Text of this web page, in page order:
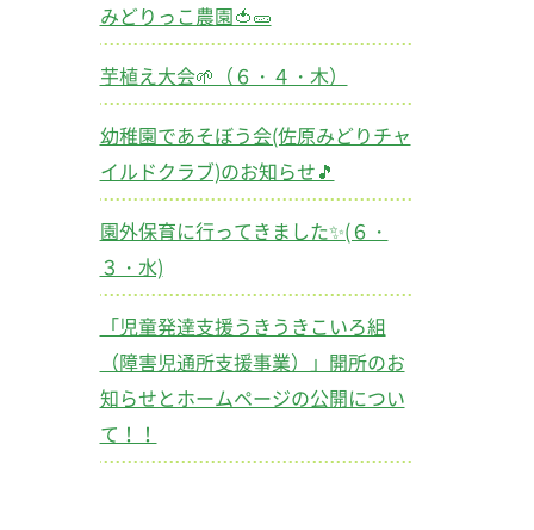
みどりっこ農園🍅🥒
芋植え大会🌱（６・４・木）
幼稚園であそぼう会(佐原みどりチャ
イルドクラブ)のお知らせ🎵
園外保育に行ってきました✨(６・
３・水)
「児童発達支援うきうきこいろ組
（障害児通所支援事業）」開所のお
知らせとホームページの公開につい
て！！